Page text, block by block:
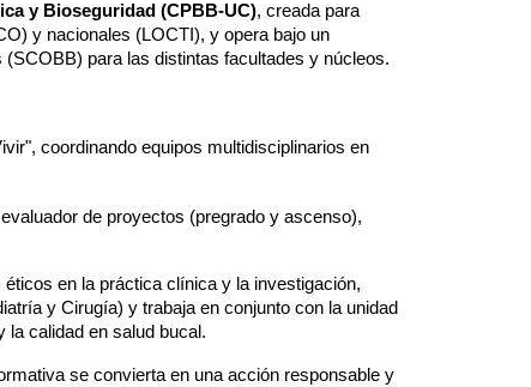
y Bioseguridad (CPBB-UC), creada para
y nacionales (LOCTI), y opera bajo un
para las distintas facultades y núcleos.
coordinando equipos multidisciplinarios en
de proyectos (pregrado y ascenso),
en la práctica clínica y la investigación,
y Cirugía) y trabaja en conjunto con la unidad
la calidad en salud bucal.
se convierta en una acción responsable y